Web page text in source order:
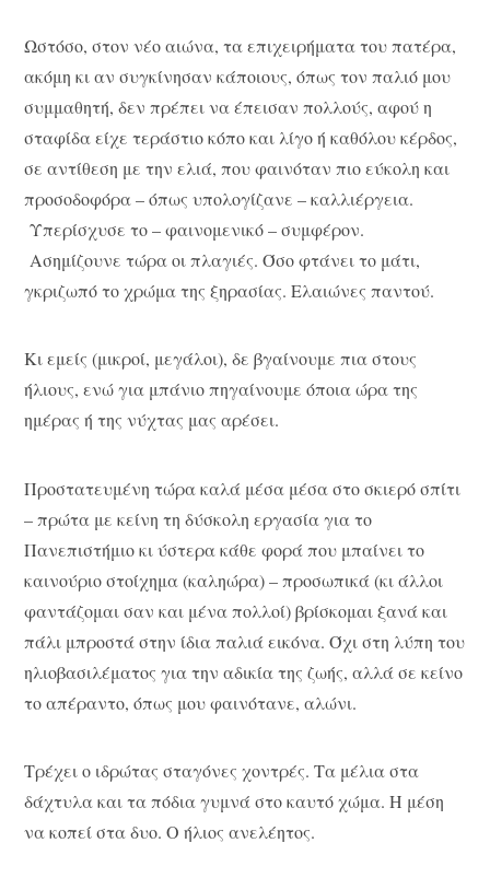
Ωστόσο, στον νέο αιώνα, τα επιχειρήματα του πατέρα,
ακόμη κι αν συγκίνησαν κάποιους, όπως τον παλιό μου
συμμαθητή, δεν πρέπει να έπεισαν πολλούς, αφού η
σταφίδα είχε τεράστιο κόπο και λίγο ή καθόλου κέρδος,
σε αντίθεση με την ελιά, που φαινόταν πιο εύκολη και
προσοδοφόρα – όπως υπολογίζανε – καλλιέργεια.
Υπερίσχυσε το – φαινομενικό – συμφέρον.
Ασημίζουνε τώρα οι πλαγιές. Όσο φτάνει το μάτι,
γκριζωπό το χρώμα της ξηρασίας. Ελαιώνες παντού.
Κι εμείς (μικροί, μεγάλοι), δε βγαίνουμε πια στους
ήλιους, ενώ για μπάνιο πηγαίνουμε όποια ώρα της
ημέρας ή της νύχτας μας αρέσει.
Προστατευμένη τώρα καλά μέσα μέσα στο σκιερό σπίτι
– πρώτα με κείνη τη δύσκολη εργασία για το
Πανεπιστήμιο κι ύστερα κάθε φορά που μπαίνει το
καινούριο στοίχημα (καληώρα) – προσωπικά (κι άλλοι
φαντάζομαι σαν και μένα πολλοί) βρίσκομαι ξανά και
πάλι μπροστά στην ίδια παλιά εικόνα. Όχι στη λύπη του
ηλιοβασιλέματος για την αδικία της ζωής, αλλά σε κείνο
το απέραντο, όπως μου φαινότανε, αλώνι.
Τρέχει ο ιδρώτας σταγόνες χοντρές. Τα μέλια στα
δάχτυλα και τα πόδια γυμνά στο καυτό χώμα. Η μέση
να κοπεί στα δυο. Ο ήλιος ανελέητος.